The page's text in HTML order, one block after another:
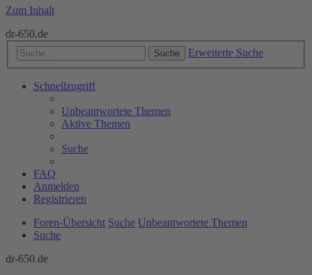
Zum Inhalt
dr-650.de
Suche Erweiterte Suche
Schnellzugriff
Unbeantwortete Themen
Aktive Themen
Suche
FAQ
Anmelden
Registrieren
Foren-Übersicht Suche Unbeantwortete Themen
Suche
dr-650.de